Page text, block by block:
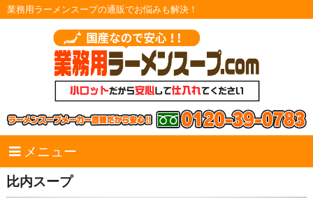
業務用ラーメンスープの通販でお悩みも解決！
メニュー
比内スープ